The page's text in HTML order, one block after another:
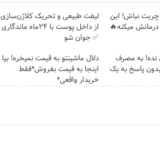
چربت نباش! این
میکنه🔥
لیفت طبیعی و تحریک کلاژن‌سازی
از داخل پوست با 24ماه ماندگاری
✅ جوان شو
نده! به مصرف
پاسخ به یک
دلال ماشینتو به قیمت نمیخره! بیا
اینجا به قیمت بفروش*فقط
خریدار واقعی*